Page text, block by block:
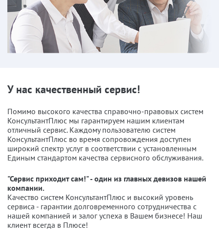
У нас качественный сервис!
Помимо высокого качества справочно-правовых систем
КонсультантПлюс мы гарантируем нашим клиентам
отличный сервис. Каждому пользователю систем
КонсультантПлюс во время сопровождения доступен
широкий спектр услуг в соответствии с установленным
Единым стандартом качества сервисного обслуживания.
"Сервис приходит сам!" - один из главных девизов нашей
компании.
Качество систем КонсультантПлюс и высокий уровень
сервиса - гарантии долговременного сотрудничества с
нашей компанией и залог успеха в Вашем бизнесе! Наш
клиент всегда в Плюсе!